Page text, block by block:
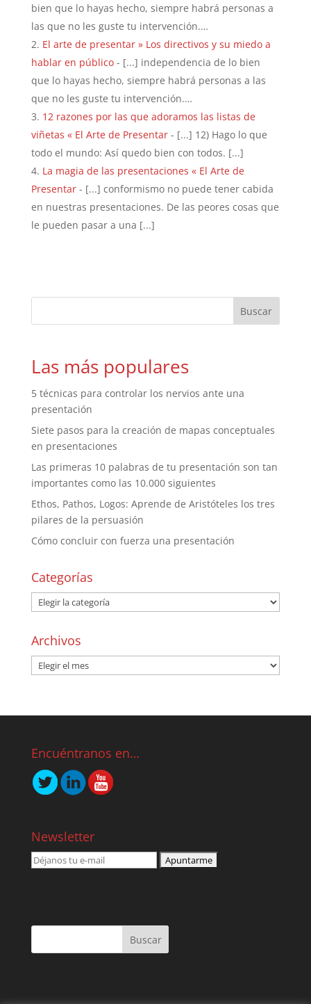
bien que lo hayas hecho, siempre habrá personas a
las que no les guste tu intervención.…
El arte de presentar » Los directivos y su miedo a
hablar en público- [...] independencia de lo bien
que lo hayas hecho, siempre habrá personas a las
que no les guste tu intervención.…
12 razones por las que adoramos las listas de
viñetas « El Arte de Presentar- [...] 12) Hago lo que
todo el mundo: Así quedo bien con todos. [...]
La magia de las presentaciones « El Arte de
Presentar- [...] conformismo no puede tener cabida
en nuestras presentaciones. De las peores cosas que
le pueden pasar a una [...]
Las más populares
5 técnicas para controlar los nervios ante una
presentación
Siete pasos para la creación de mapas conceptuales
en presentaciones
Las primeras 10 palabras de tu presentación son tan
importantes como las 10.000 siguientes
Ethos, Pathos, Logos: Aprende de Aristóteles los tres
pilares de la persuasión
Cómo concluir con fuerza una presentación
Categorías
Archivos
Encuéntranos en…
Newsletter